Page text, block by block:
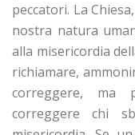
peccatori. La
nostra natura
alla misericordia
richiamare,
correggere, ma
correggere chi